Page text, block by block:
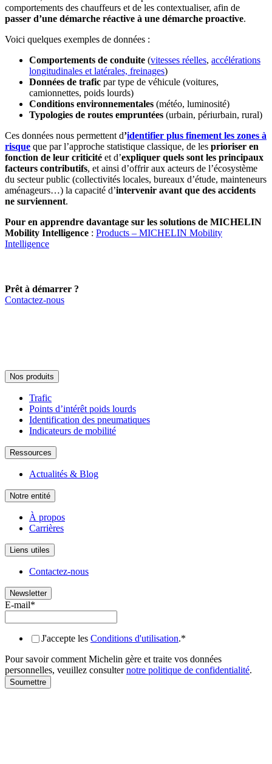
comportements des chauffeurs et de les contextualiser, afin de
passer d’une démarche réactive à une démarche proactive.
Voici quelques exemples de données :
Comportements de conduite (vitesses réelles, accélérations
longitudinales et latérales, freinages)
Données de trafic par type de véhicule (voitures,
camionnettes, poids lourds)
Conditions environnementales (météo, luminosité)
Typologies de routes empruntées (urbain, périurbain, rural)
Ces données nous permettent d’identifier plus finement les zones à
risque que par l’approche statistique classique, de les prioriser en
fonction de leur criticité et d’expliquer quels sont les principaux
facteurs contributifs, et ainsi d’offrir aux acteurs de l’écosystème
du secteur public (collectivités locales, bureaux d’étude, mainteneurs
aménageurs…) la capacité d’intervenir avant que des accidents
ne surviennent.
Pour en apprendre davantage sur les solutions de MICHELIN
Mobility Intelligence : Products – MICHELIN Mobility
Intelligence
Prêt à démarrer ?
Contactez-nous
Nos produits
Trafic
Points d’intérêt poids lourds
Identification des pneumatiques
Indicateurs de mobilité
Ressources
Actualités & Blog
Notre entité
À propos
Carrières
Liens utiles
Contactez-nous
Newsletter
E-mail*
J'accepte les Conditions d'utilisation.*
Pour savoir comment Michelin gère et traite vos données
personnelles, veuillez consulternotre politique de confidentialité.